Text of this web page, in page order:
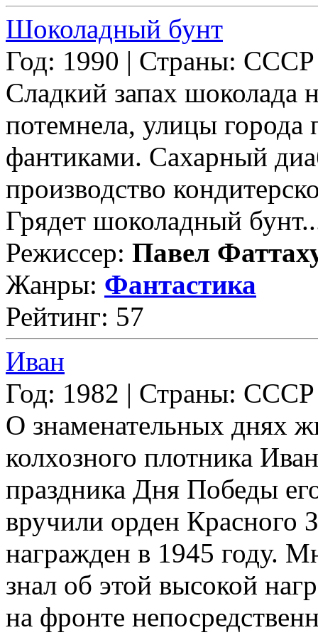
Шоколадный бунт
Год: 1990 | Страны: СССР
Сладкий запах шоколада
потемнела, улицы
фантиками. Сахарный
производство
Грядет шоколадный
Режиссер: Павел
Жанры: Фантастика
Рейтинг: 57
Иван
Год: 1982 | Страны: СССР
О знаменательных днях
колхозного плотника
праздника Дня Победы
вручили орден Красного
награжден в 1945 году.
знал об этой высокой
на фронте